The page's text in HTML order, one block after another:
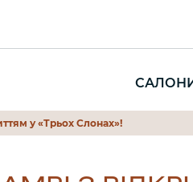
у «Трьох Слонах»!